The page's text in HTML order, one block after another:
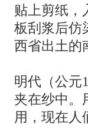
贴上剪纸，
板刮浆后仿
西省出土的
明代（公元
夹在纱中。
用，现在人